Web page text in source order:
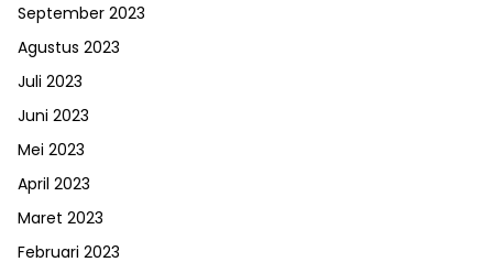
September 2023
Agustus 2023
Juli 2023
Juni 2023
Mei 2023
April 2023
Maret 2023
Februari 2023